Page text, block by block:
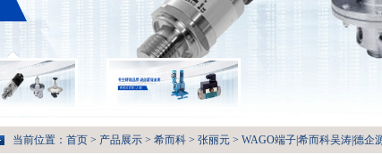
当前位置： 首页 > 产品展示 > 希而科 > 张丽元 > WAGO端子|希而科吴涛|德企